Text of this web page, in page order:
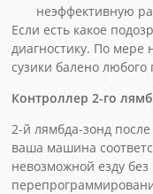
неэффективную
Если есть какое
диагностику. По мере
сузики балено
Контроллер 2-го
2-й лямбда-зонд
ваша машина
невозможной езду